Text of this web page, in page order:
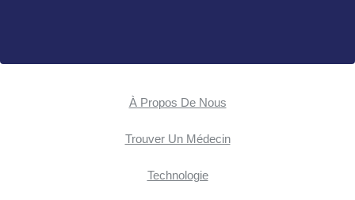
À Propos De Nous
Trouver Un Médecin
Technologie